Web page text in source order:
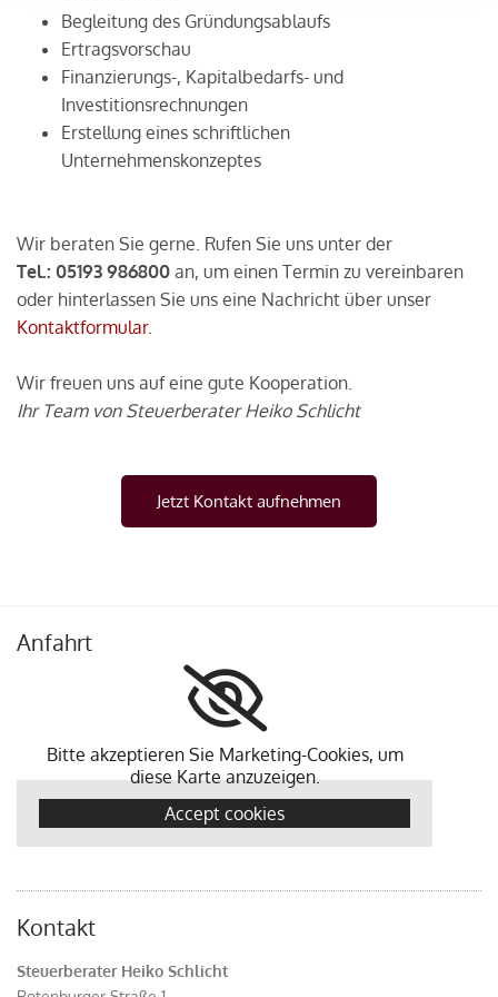
Begleitung des Gründungsablaufs
Ertragsvorschau
Finanzierungs-, Kapitalbedarfs- und
Investitionsrechnungen
Erstellung eines schriftlichen
Unternehmenskonzeptes
Wir beraten Sie gerne. Rufen Sie uns unter der
Tel.: 05193 986800 an, um einen Termin zu vereinbaren
oder hinterlassen Sie uns eine Nachricht über unser
Kontaktformular.
Wir freuen uns auf eine gute Kooperation.
Ihr Team von Steuerberater Heiko Schlicht
Jetzt Kontakt aufnehmen
Anfahrt
Bitte akzeptieren Sie Marketing-Cookies, um
diese Karte anzuzeigen.
Accept cookies
Kontakt
Steuerberater Heiko Schlicht